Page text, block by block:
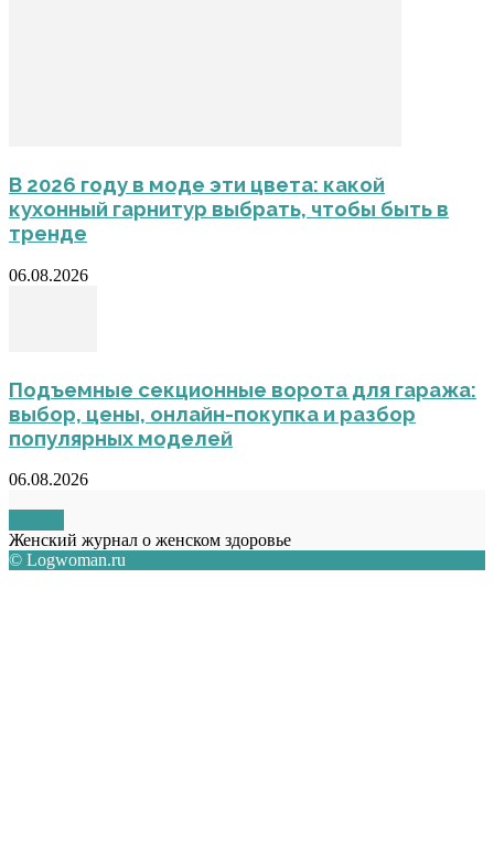
В 2026 году в моде эти цвета: какой
кухонный гарнитур выбрать, чтобы быть в
тренде
06.08.2026
Подъемные секционные ворота для гаража:
выбор, цены, онлайн-покупка и разбор
популярных моделей
06.08.2026
Женский журнал о женском здоровье
© Logwoman.ru